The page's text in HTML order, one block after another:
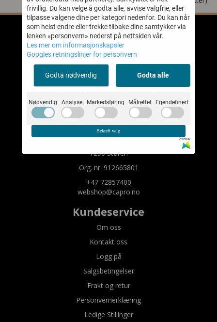
Capro Cases AS
Mystore.no
Om oss
Capro Cases AS
Bygget 2
7290 Støren
Org. nr. 912665801
+47 72857400
webshop@capro.no
Kundeservice
Om oss
Kontakt oss
Logg på
Salgsbetingelser
Frakt og retur
Personvernerklæring
Ledige Stillinger
frivillig. Du kan velge å godta alle, avvise valgfrie, eller
tilpasse valgene dine per kategori nedenfor. Du kan når
som helst endre eller trekke tilbake dine samtykker via
lenken «personvern» nederst på nettsiden vår.
Les mer om informasjonskapsler
Googles retningslinjer for personvern
Godta nødvendig Godta alle
Nødvendig Analyse Markedsføring Målrettet Egendefinert
Bekreft valg
Drevet av